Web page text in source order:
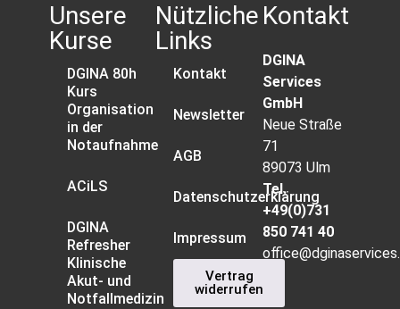
Unsere
Kurse
DGINA 80h
Kurs
Organisation
in der
Notaufnahme
ACiLS
DGINA
Refresher
Klinische
Akut- und
Notfallmedizin
Nützliche
Links
Kontakt
Newsletter
AGB
Datenschutzerklärung
Impressum
Vertrag
widerrufen
Kontakt
DGINA
Services
GmbH
Neue Straße
71
89073 Ulm
Tel.
+49(0)731
850 741 40